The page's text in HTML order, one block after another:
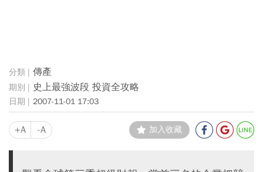
傳產
史上最強波段 投資全攻略
2007-11-01 17:03
+A -A 加入收藏